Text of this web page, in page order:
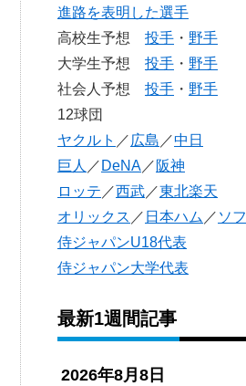
進路を表明した選手
高校生予想 投手 ・ 野手
大学生予想 投手 ・ 野手
社会人予想 投手 ・ 野手
12球団
ヤクルト ／ 広島 ／中日
巨人 ／ DeNA ／ 阪神
ロッテ ／西武 ／東北楽天
オリックス ／ 日本ハム ／ ソ
侍ジャパンU18代表
侍ジャパン大学代表
最新1週間記事
2026年8月8日